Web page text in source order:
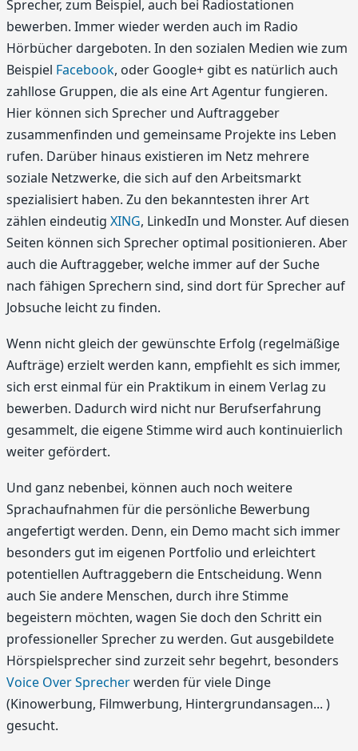
Sprecher, zum Beispiel, auch bei Radiostationen
bewerben. Immer wieder werden auch im Radio
Hörbücher dargeboten. In den sozialen Medien wie zum
Beispiel Facebook, oder Google+ gibt es natürlich auch
zahllose Gruppen, die als eine Art Agentur fungieren.
Hier können sich Sprecher und Auftraggeber
zusammenfinden und gemeinsame Projekte ins Leben
rufen. Darüber hinaus existieren im Netz mehrere
soziale Netzwerke, die sich auf den Arbeitsmarkt
spezialisiert haben. Zu den bekanntesten ihrer Art
zählen eindeutig XING, LinkedIn und Monster. Auf diesen
Seiten können sich Sprecher optimal positionieren. Aber
auch die Auftraggeber, welche immer auf der Suche
nach fähigen Sprechern sind, sind dort für Sprecher auf
Jobsuche leicht zu finden.
Wenn nicht gleich der gewünschte Erfolg (regelmäßige
Aufträge) erzielt werden kann, empfiehlt es sich immer,
sich erst einmal für ein Praktikum in einem Verlag zu
bewerben. Dadurch wird nicht nur Berufserfahrung
gesammelt, die eigene Stimme wird auch kontinuierlich
weiter gefördert.
Und ganz nebenbei, können auch noch weitere
Sprachaufnahmen für die persönliche Bewerbung
angefertigt werden. Denn, ein Demo macht sich immer
besonders gut im eigenen Portfolio und erleichtert
potentiellen Auftraggebern die Entscheidung. Wenn
auch Sie andere Menschen, durch ihre Stimme
begeistern möchten, wagen Sie doch den Schritt ein
professioneller Sprecher zu werden. Gut ausgebildete
Hörspielsprecher sind zurzeit sehr begehrt, besonders
Voice Over Sprecherwerden für viele Dinge
(Kinowerbung, Filmwerbung, Hintergrundansagen... )
gesucht.